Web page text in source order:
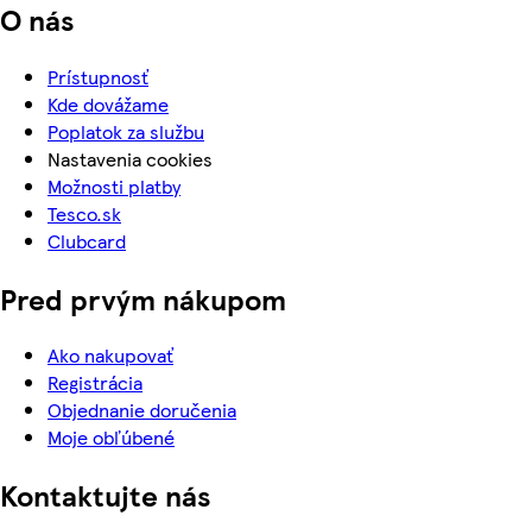
O nás
Prístupnosť
Kde dovážame
Poplatok za službu
Nastavenia cookies
Možnosti platby
Tesco.sk
Clubcard
Pred prvým nákupom
Ako nakupovať
Registrácia
Objednanie doručenia
Moje obľúbené
Kontaktujte nás